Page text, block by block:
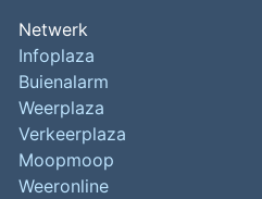
Netwerk
Infoplaza
Buienalarm
Weerplaza
Verkeerplaza
Moopmoop
Weeronline